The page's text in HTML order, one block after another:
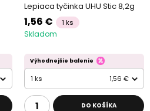
Lepiaca tyčinka UHU Stic 8,2g
1,56 € 1 ks
Skladom
Výhodnejšie balenie
1 ks 1,56 €
DO KOŠÍKA